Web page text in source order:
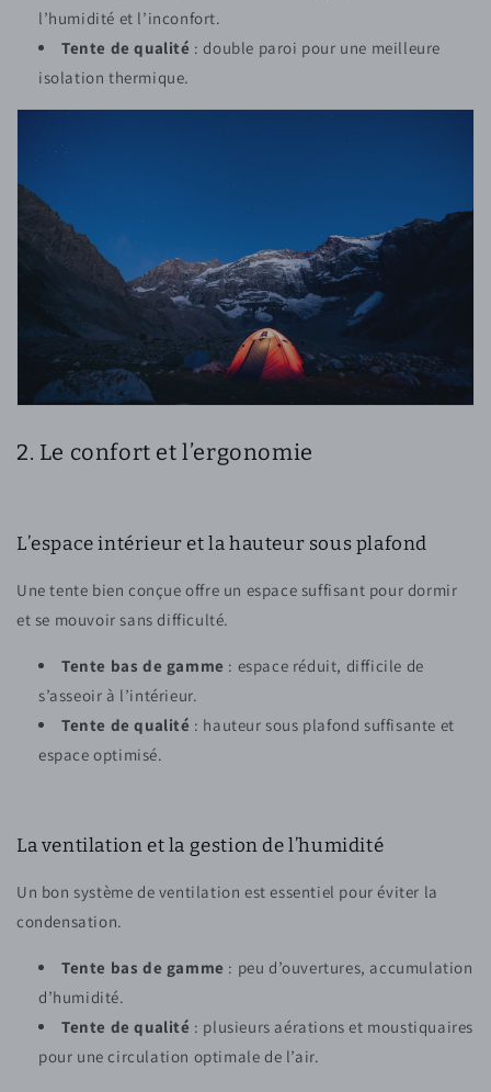
l’humidité et l’inconfort.
Tente de qualité : double paroi pour une meilleure
isolation thermique.
2. Le confort et l’ergonomie
L’espace intérieur et la hauteur sous plafond
Une tente bien conçue offre un espace suffisant pour dormir
et se mouvoir sans difficulté.
Tente bas de gamme : espace réduit, difficile de
s’asseoir à l’intérieur.
Tente de qualité : hauteur sous plafond suffisante et
espace optimisé.
La ventilation et la gestion de l’humidité
Un bon système de ventilation est essentiel pour éviter la
condensation.
Tente bas de gamme : peu d’ouvertures, accumulation
d’humidité.
Tente de qualité : plusieurs aérations et moustiquaires
pour une circulation optimale de l’air.